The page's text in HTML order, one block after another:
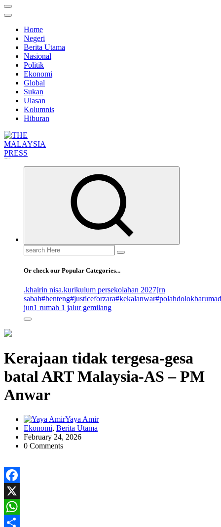
Home
Negeri
Berita Utama
Nasional
Politik
Ekonomi
Global
Sukan
Ulasan
Kolumnis
Hiburan
Search
for:
Or check our Popular Categories...
.khairin nisa.kurikulum persekolahan 2027[rn
sabah#benteng#justiceforzara#kekalanwar
jun1 rumah 1 jalur gemilang
Kerajaan tidak tergesa-gesa
batal ART Malaysia-AS – PM
Anwar
Yaya Amir
Ekonomi, Berita Utama
February 24, 2026
0 Comments
Facebook
X
WhatsApp